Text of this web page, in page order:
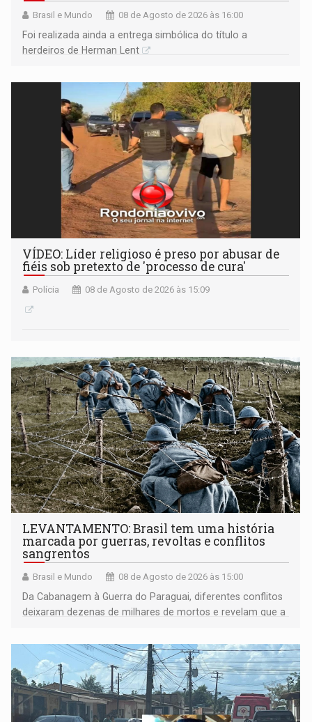
Brasil e Mundo 08 de Agosto de 2026 às 16:00
Foi realizada ainda a entrega simbólica do título a
herdeiros de Herman Lent
VÍDEO: Líder religioso é preso por abusar de
fiéis sob pretexto de 'processo de cura'
Polícia 08 de Agosto de 2026 às 15:09
LEVANTAMENTO: Brasil tem uma história
marcada por guerras, revoltas e conflitos
sangrentos
Brasil e Mundo 08 de Agosto de 2026 às 15:00
Da Cabanagem à Guerra do Paraguai, diferentes conflitos
deixaram dezenas de milhares de mortos e revelam que a
territoriais e sociais